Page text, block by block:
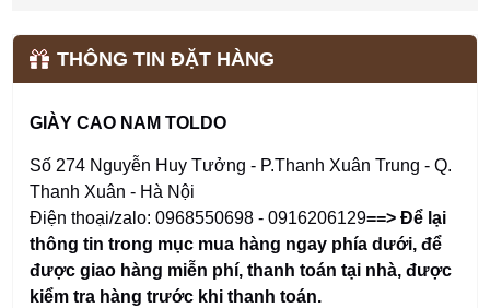
THÔNG TIN ĐẶT HÀNG
GIÀY CAO NAM TOLDO
Số 274 Nguyễn Huy Tưởng - P.Thanh Xuân Trung - Q.
Thanh Xuân - Hà Nội
Điện thoại/zalo: 0968550698 - 0916206129==> Để lại
thông tin trong mục mua hàng ngay phía dưới,để
được giao hàng miễn phí, thanh toán tại nhà, được
kiểm tra hàng trước khi thanh toán.